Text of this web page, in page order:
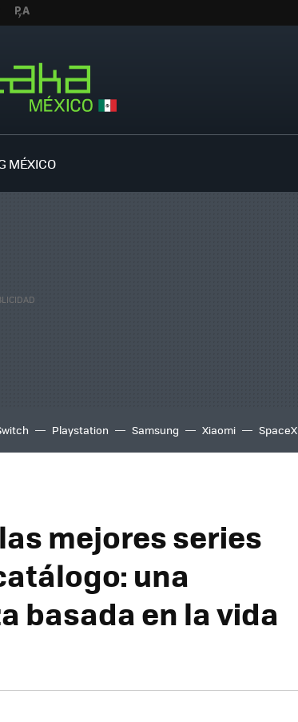
MÉXICO
Playstation Samsung Xiaomi SpaceX
mejores series
una
basada en la vida